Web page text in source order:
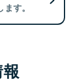
す。